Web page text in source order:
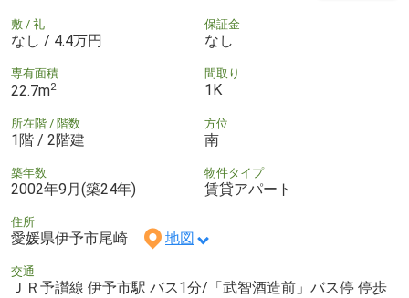
敷 / 礼
なし / 4.4万円
保証金
なし
専有面積
22.7m2
間取り
1K
所在階 / 階数
1階 / 2階建
方位
南
築年数
2002年9月(築24年)
物件タイプ
賃貸アパート
住所
愛媛県伊予市尾崎 地図
交通
ＪＲ予讃線 伊予市駅 バス1分/「武智酒造前」バス停 停歩